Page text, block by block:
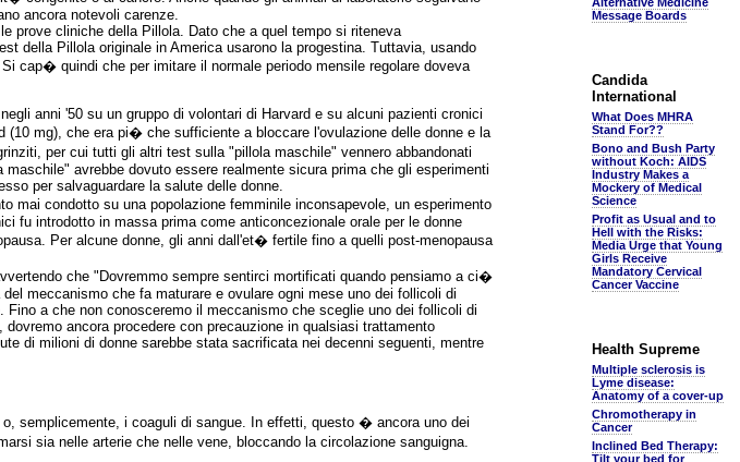
ancora notevoli carenze.
prove cliniche della Pillola. Dato che a quel tempo si riteneva
della Pillola originale in America usarono la progestina. Tuttavia, usando
cap� quindi che per imitare il normale periodo mensile regolare doveva
anni '50 su un gruppo di volontari di Harvard e su alcuni pazienti cronici
mg), che era pi� che sufficiente a bloccare l'ovulazione delle donne e la
per cui tutti gli altri test sulla "pillola maschile" vennero abbandonati
avrebbe dovuto essere realmente sicura prima che gli esperimenti
per salvaguardare la salute delle donne.
mai condotto su una popolazione femminile inconsapevole, un esperimento
fu introdotto in massa prima come anticoncezionale orale per le donne
Per alcune donne, gli anni dall'et� fertile fino a quelli post-menopausa
che "Dovremmo sempre sentirci mortificati quando pensiamo a ci�
meccanismo che fa maturare e ovulare ogni mese uno dei follicoli di
a che non conosceremo il meccanismo che sceglie uno dei follicoli di
ancora procedere con precauzione in qualsiasi trattamento
di milioni di donne sarebbe stata sacrificata nei decenni seguenti, mentre
semplicemente, i coaguli di sangue. In effetti, questo � ancora uno dei
sia nelle arterie che nelle vene, bloccando la circolazione sanguigna.
Message Boards
Candida
International
What Does MHRA
Stand For??
Bono and Bush Party
without Koch: AIDS
Industry Makes a
Mockery of Medical
Science
Profit as Usual and to
Hell with the Risks:
Media Urge that Young
Girls Receive
Mandatory Cervical
Cancer Vaccine
Health Supreme
Multiple sclerosis is
Lyme disease:
Anatomy of a cover-up
Chromotherapy in
Cancer
Inclined Bed Therapy:
Tilt your bed for